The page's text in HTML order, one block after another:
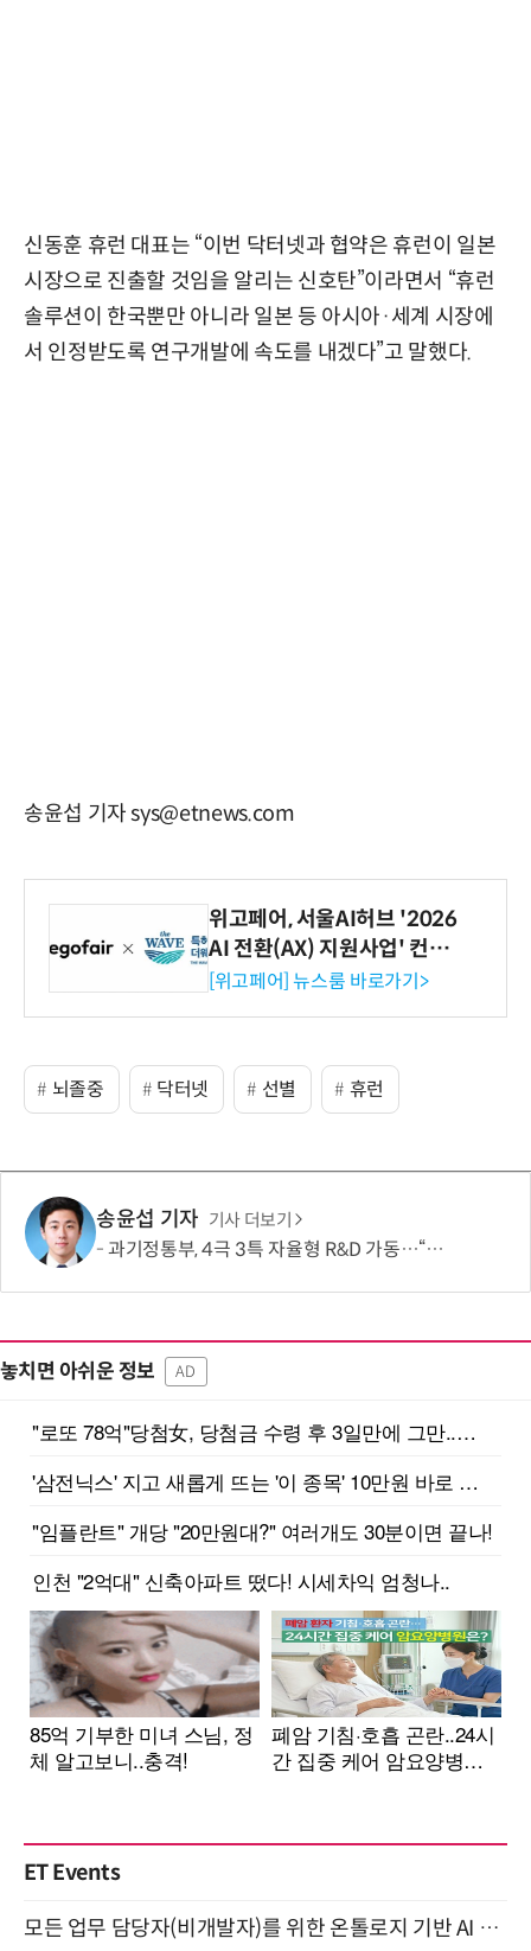
신동훈 휴런 대표는 “이번 닥터넷과 협약은 휴런이 일본
시장으로 진출할 것임을 알리는 신호탄”이라면서 “휴런
솔루션이 한국뿐만 아니라 일본 등 아시아·세계 시장에
서 인정받도록 연구개발에 속도를 내겠다”고 말했다.
송윤섭 기자 sys@etnews.com
위고페어, 서울AI허브 '2026
AI 전환(AX) 지원사업' 컨소
시엄 선정
[위고페어] 뉴스룸 바로가기>
뇌졸중 닥터넷 선별 휴런
송윤섭 기자 기사 더보기
과기정통부, 4극 3특 자율형 R&D 가동…“지역이 직접 미래 성장동력 찾는다”
놓치면 아쉬운 정보 AD
ET Events
모든 업무 담당자(비개발자)를 위한 온톨로지 기반 AI 지식체계 설계 1-day 워크숍 8월 20일 개최